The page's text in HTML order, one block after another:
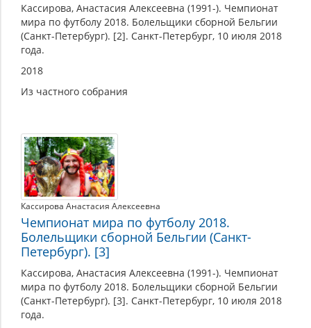
Кассирова, Анастасия Алексеевна (1991-). Чемпионат
мира по футболу 2018. Болельщики сборной Бельгии
(Санкт-Петербург). [2]. Санкт-Петербург, 10 июля 2018
года.
2018
Из частного собрания
Кассирова Анастасия Алексеевна
Чемпионат мира по футболу 2018.
Болельщики сборной Бельгии (Санкт-
Петербург). [3]
Кассирова, Анастасия Алексеевна (1991-). Чемпионат
мира по футболу 2018. Болельщики сборной Бельгии
(Санкт-Петербург). [3]. Санкт-Петербург, 10 июля 2018
года.